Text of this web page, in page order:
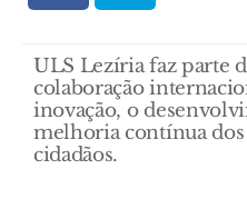
ULS Lezíria faz parte
colaboração
inovação, o
melhoria contínua dos
cidadãos.